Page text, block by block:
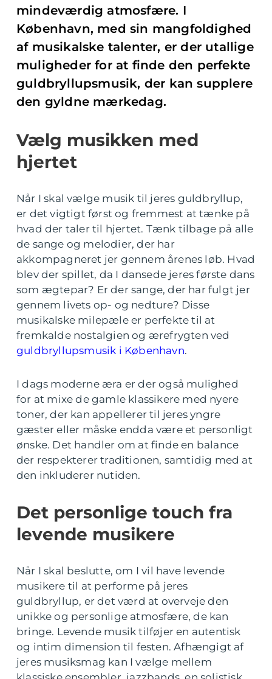
mindeværdig atmosfære. I
København, med sin mangfoldighed
af musikalske talenter, er der utallige
muligheder for at finde den perfekte
guldbryllupsmusik, der kan supplere
den gyldne mærkedag.
Vælg musikken med
hjertet
Når I skal vælge musik til jeres guldbryllup,
er det vigtigt først og fremmest at tænke på
hvad der taler til hjertet. Tænk tilbage på alle
de sange og melodier, der har
akkompagneret jer gennem årenes løb. Hvad
blev der spillet, da I dansede jeres første dans
som ægtepar? Er der sange, der har fulgt jer
gennem livets op- og nedture? Disse
musikalske milepæle er perfekte til at
fremkalde nostalgien og ærefrygten ved
guldbryllupsmusik i København.
I dags moderne æra er der også mulighed
for at mixe de gamle klassikere med nyere
toner, der kan appellerer til jeres yngre
gæster eller måske endda være et personligt
ønske. Det handler om at finde en balance
der respekterer traditionen, samtidig med at
den inkluderer nutiden.
Det personlige touch fra
levende musikere
Når I skal beslutte, om I vil have levende
musikere til at performe på jeres
guldbryllup, er det værd at overveje den
unikke og personlige atmosfære, de kan
bringe. Levende musik tilføjer en autentisk
og intim dimension til festen. Afhængigt af
jeres musiksmag kan I vælge mellem